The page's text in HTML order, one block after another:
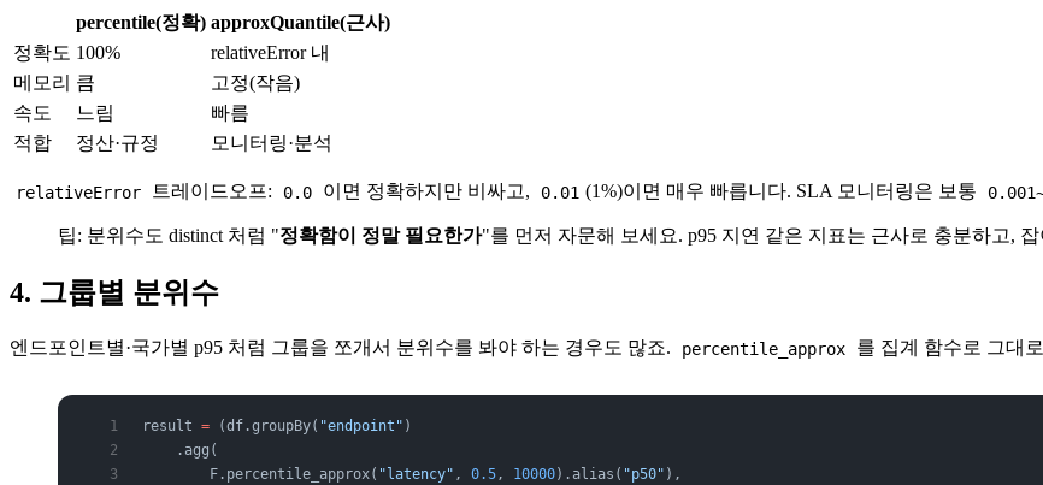
percentile(정확) approxQuantile(근사)
정확도 100%
relativeError 내
메모리 큼
고정(작음)
속도
느림
빠름
적합
정산·규정 모니터링·분석
relativeError 트레이드오프: 0.0 이면 정확하지만 비싸고, 0.01 (1%)이면 매우 빠릅니다. SLA 모니터링은 보통
팁: 분위수도 distinct 처럼 "정확함이 정말 필요한가"를 먼저 자문해 보세요. p95 지연 같은 지표는 근사로 충분하고,
4. 그룹별 분위수
엔드포인트별·국가별 p95 처럼 그룹을 쪼개서 분위수를 봐야 하는 경우도 많죠. percentile_approx 를 집계 함수로 그대
result = (df.groupBy( "endpoint" )
    .agg(
        F.percentile_approx(
"latency" , 0.5, 10000).alias( "p50" ),